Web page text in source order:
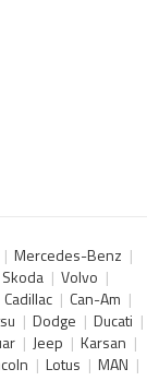
Mercedes-Benz
Skoda
Volvo
Cadillac
Can-Am
Dodge
Ducati
Jeep
Karsan
Lotus
MAN